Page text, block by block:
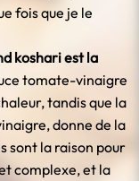
fois que je le
koshari est la
tomate-vinaigre
tandis que la
donne de la
sont la raison pour
complexe, et la